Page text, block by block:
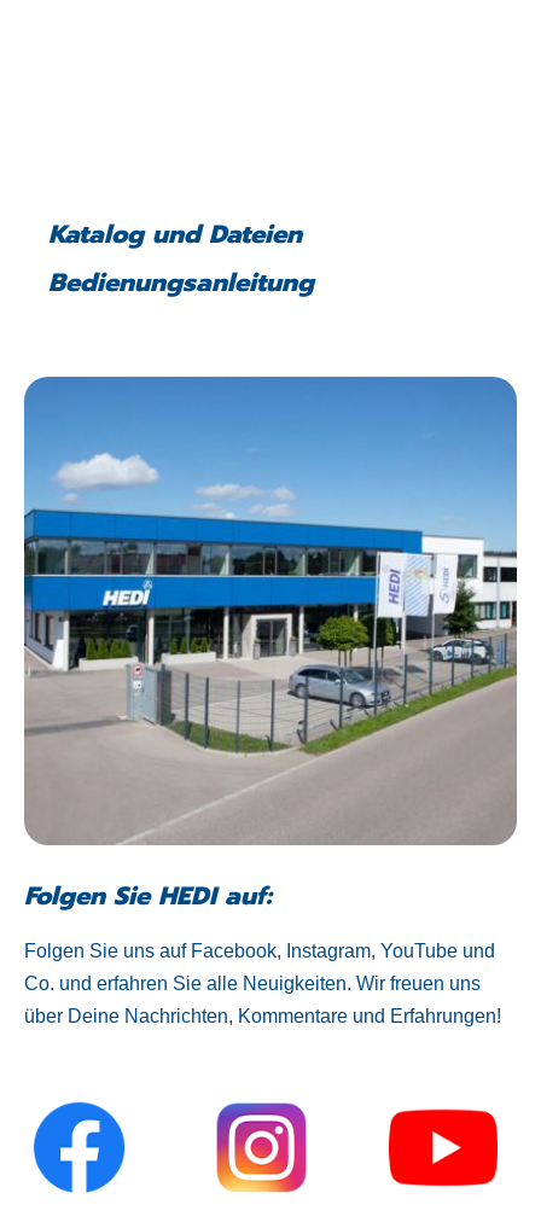
Katalog und Dateien
Bedienungsanleitung
Folgen Sie HEDI auf:
Folgen Sie uns auf Facebook, Instagram, YouTube und
Co. und erfahren Sie alle Neuigkeiten. Wir freuen uns
über Deine Nachrichten, Kommentare und Erfahrungen!